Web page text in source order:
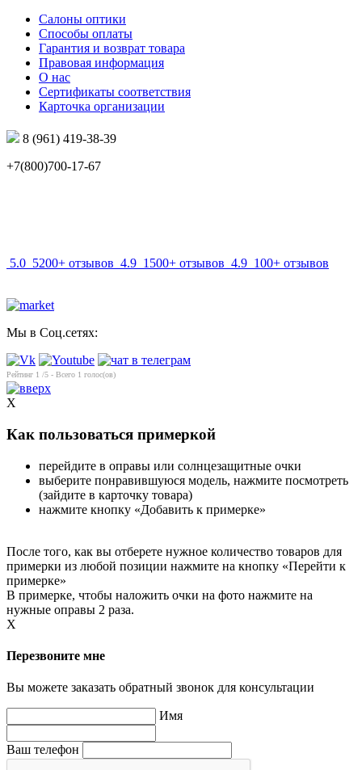
Салоны оптики
Способы оплаты
Гарантия и возврат товара
Правовая информация
О нас
Сертификаты соответствия
Карточка организации
8 (961) 419-38-39
+7(800)700-17-67
5.0 5200+ отзывов 4.9 1500+ отзывов 4.9 100+ отзывов
Мы в Соц.сетях:
Рейтинг 1 /5 - Всего 1 голос(ов)
X
Как пользоваться примеркой
перейдите в оправы или солнцезащитные очки
выберите понравившуюся модель, нажмите посмотреть
(зайдите в карточку товара)
нажмите кнопку «Добавить к примерке»
После того, как вы отберете нужное количество товаров для
примерки из любой позиции нажмите на кнопку «Перейти к
примерке»
В примерке, чтобы наложить очки на фото нажмите на
нужные оправы 2 раза.
X
Перезвоните мне
Вы можете заказать обратный звонок для консультации
Имя
Ваш телефон